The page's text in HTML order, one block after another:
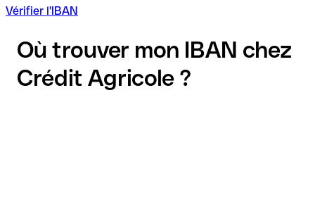
Vérifier l'IBAN
Où trouver mon IBAN chez
Crédit Agricole ?